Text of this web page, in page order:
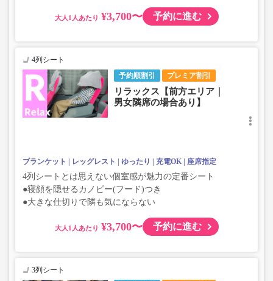
大人 ¥3,700〜 予約に進む
予約順割引 プレミア割引
4列シート
リラックス【前方エリア｜
男女隣席の場合あり】
ブランケット レッグレスト ゆったり 充電OK 座席指定
4列シートとは思えない個室感が魅力の定番シート
●寝顔を隠せるカノピー(フード)つき
●大きな仕切りで隣も気にならない
大人 ¥3,700〜 予約に進む
3列シート